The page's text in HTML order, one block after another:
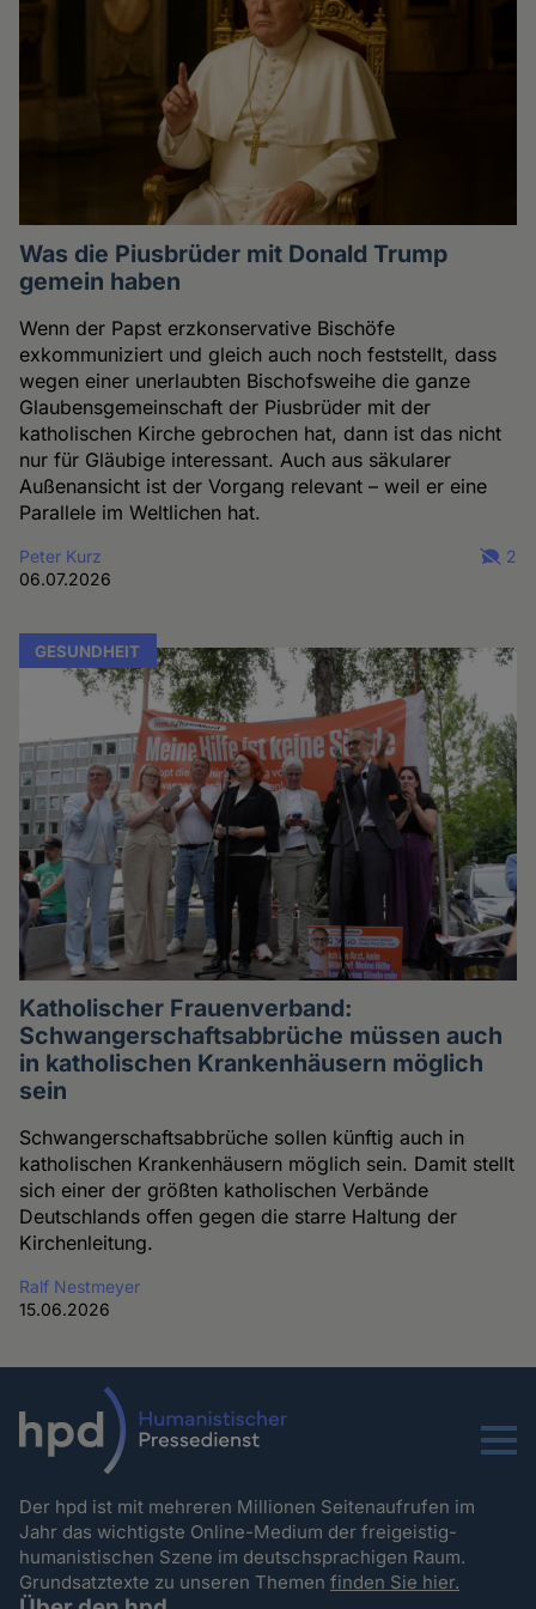
Was die Piusbrüder mit Donald Trump
gemein haben
Wenn der Papst erzkonservative Bischöfe
exkommuniziert und gleich auch noch feststellt, dass
wegen einer unerlaubten Bischofsweihe die ganze
Glaubensgemeinschaft der Piusbrüder mit der
katholischen Kirche gebrochen hat, dann ist das nicht
nur für Gläubige interessant. Auch aus säkularer
Außenansicht ist der Vorgang relevant – weil er eine
Parallele im Weltlichen hat.
Peter Kurz
06.07.2026
2
GESUNDHEIT
Katholischer Frauenverband:
Schwangerschaftsabbrüche müssen auch
in katholischen Krankenhäusern möglich
sein
Schwangerschaftsabbrüche sollen künftig auch in
katholischen Krankenhäusern möglich sein. Damit stellt
sich einer der größten katholischen Verbände
Deutschlands offen gegen die starre Haltung der
Kirchenleitung.
Ralf Nestmeyer
15.06.2026
Menu
Der hpd ist mit mehreren Millionen Seitenaufrufen im
Jahr das wichtigste Online-Medium der freigeistig-
humanistischen Szene im deutschsprachigen Raum.
Grundsatztexte zu unseren Themenfinden Sie hier.